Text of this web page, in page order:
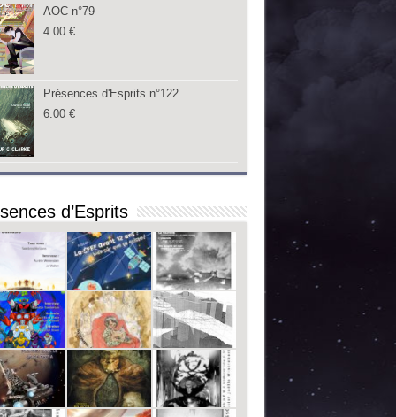
AOC n°79
4.00 €
Présences d'Esprits n°122
6.00 €
d’Esprits